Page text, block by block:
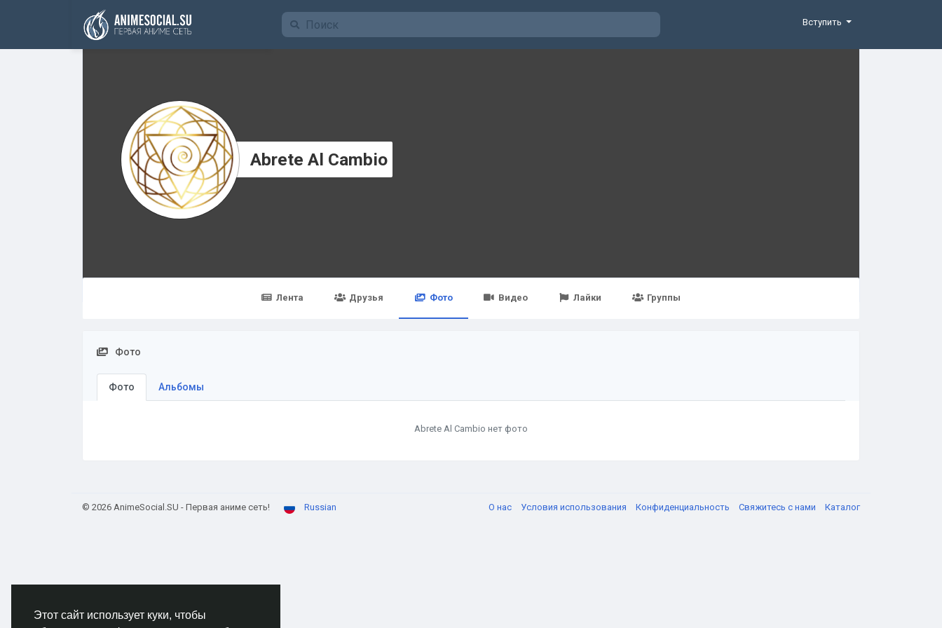
Этот сайт использует куки, чтобы
Funding
Вступить
Abrete Al Cambio
Лента Друзья Фото Видео Лайки Группы
Фото
Фото Альбомы
Abrete Al Cambio нет фото
© 2026 AnimeSocial.SU - Первая аниме сеть! Russian О нас Условия использования Конфиденциальность Свяжитесь с нами Каталог